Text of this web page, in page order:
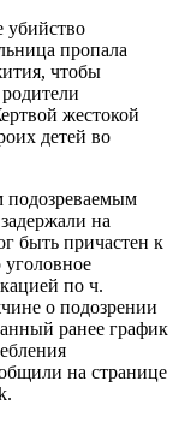
убийство
пропала
чтобы
жестокой
детей во
подозреваемым
на
быть причастен к
по ч.
о подозрении
ранее график
на странице